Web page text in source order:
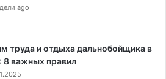
ago
труда и отдыха дальнобойщика в
важных правил